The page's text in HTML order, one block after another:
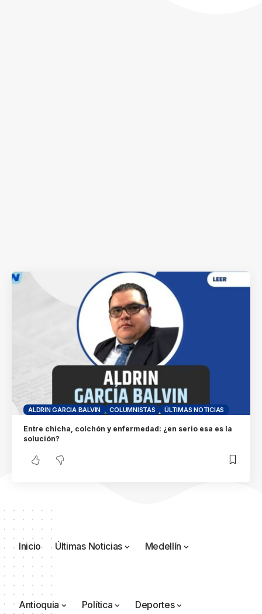
ALDRIN GARCIA BALVIN COLUMNISTAS ÚLTIMAS NOTICIAS
Entre chicha, colchón y enfermedad: ¿en serio esa es la
solución?
Inicio Últimas Noticias Medellín
Antioquia Política Deportes